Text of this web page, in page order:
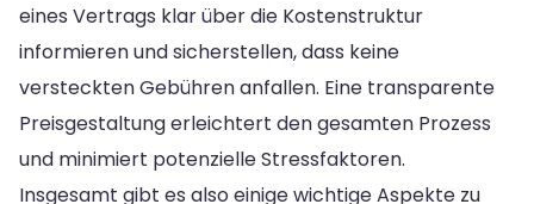
eines Vertrags klar über die Kostenstruktur
informieren und sicherstellen, dass keine
versteckten Gebühren anfallen. Eine transparente
Preisgestaltung erleichtert den gesamten Prozess
und minimiert potenzielle Stressfaktoren.
Insgesamt gibt es also einige wichtige Aspekte zu